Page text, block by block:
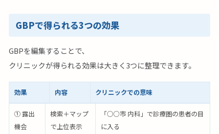
GBPで得られる3つの効果
GBPを編集することで、
クリニックが得られる効果は大きく3つに整理できます。
効果 内容 クリニックでの意味
① 露出
機会
検索＋マップ
で上位表示
「○○市 内科」で診療圏の患者の目
に入る